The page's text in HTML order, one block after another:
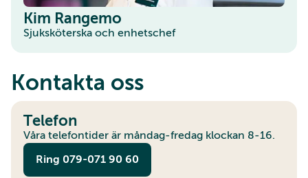
Kim Rangemo
Sjuksköterska och enhetschef
Kontakta oss
Telefon
Våra telefontider är måndag-fredag klockan 8-16.
Ring 079-071 90 60